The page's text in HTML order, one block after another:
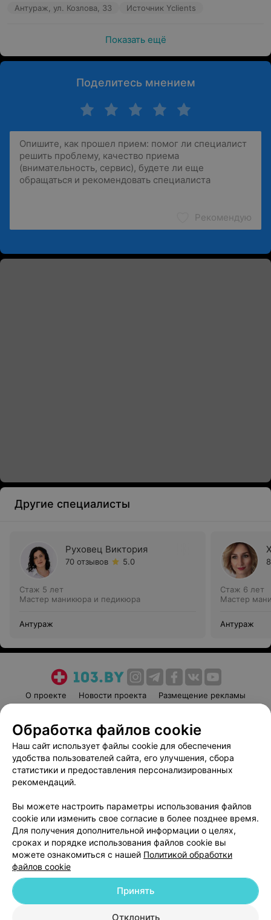
Антураж, ул. Козлова, 33 Источник Yclients
Показать ещё
Поделитесь мнением
Рекомендую
Другие специалисты
Руховец Виктория
70 отзывов 5.0
Стаж 5 лет
Мастер маникюра и педикюра
Антураж
Стаж 6 лет
Мастер
Антураж
О проекте Новости проекта
Размещение рекламы
Пользовательское соглашение
Способы оплаты
Вакансии
Партнеры
Написать руководителю 103.by
Обработка персональных данных
© 2026 ООО «Артокс Лаб», УНП 191700409
| 220012, Республика Беларусь,
Обработка файлов cookie
Наш сайт использует файлы cookie для обеспечения
удобства пользователей сайта, его улучшения, сбора
статистики и предоставления персонализированных
рекомендаций.
Вы можете настроить параметры использования файлов
cookie или изменить свое согласие в более позднее время.
Для получения дополнительной информации о целях,
сроках и порядке использования файлов cookie вы
можете ознакомиться с нашей Политикой обработки
файлов cookie
Отклонить
Принять